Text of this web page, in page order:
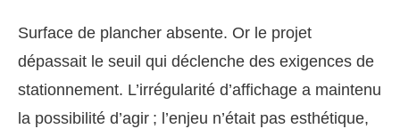
Surface de plancher absente. Or le projet
dépassait le seuil qui déclenche des exigences de
stationnement. L’irrégularité d’affichage a maintenu
la possibilité d’agir ; l’enjeu n’était pas esthétique,